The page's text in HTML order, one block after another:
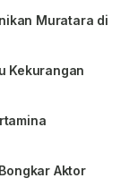
Muratara di
Kekurangan
Aktor